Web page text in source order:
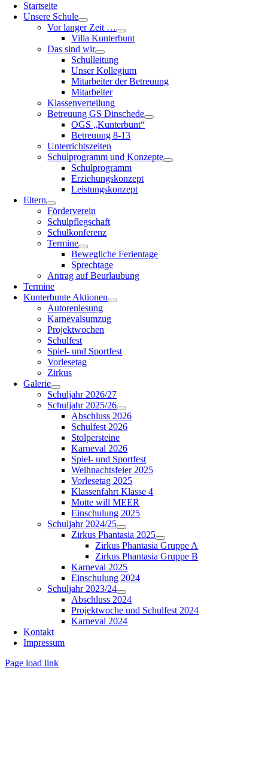
Startseite
Unsere Schule
Vor langer Zeit …
Villa Kunterbunt
Das sind wir
Schulleitung
Unser Kollegium
Mitarbeiter der Betreuung
Mitarbeiter
Klassenverteilung
Betreuung GS Dinschede
OGS „Kunterbunt“
Betreuung 8-13
Unterrichtszeiten
Schulprogramm und Konzepte
Schulprogramm
Erziehungskonzept
Leistungskonzept
Eltern
Förderverein
Schulpflegschaft
Schulkonferenz
Termine
Bewegliche Ferientage
Sprechtage
Antrag auf Beurlaubung
Termine
Kunterbunte Aktionen
Autorenlesung
Karnevalsumzug
Projektwochen
Schulfest
Spiel- und Sportfest
Vorlesetag
Zirkus
Galerie
Schuljahr 2026/27
Schuljahr 2025/26
Abschluss 2026
Schulfest 2026
Stolpersteine
Karneval 2026
Spiel- und Sportfest
Weihnachtsfeier 2025
Vorlesetag 2025
Klassenfahrt Klasse 4
Motte will MEER
Einschulung 2025
Schuljahr 2024/25
Zirkus Phantasia 2025
Zirkus Phantasia Gruppe A
Zirkus Phantasia Gruppe B
Karneval 2025
Einschulung 2024
Schuljahr 2023/24
Abschluss 2024
Projektwoche und Schulfest 2024
Karneval 2024
Kontakt
Impressum
Page load link